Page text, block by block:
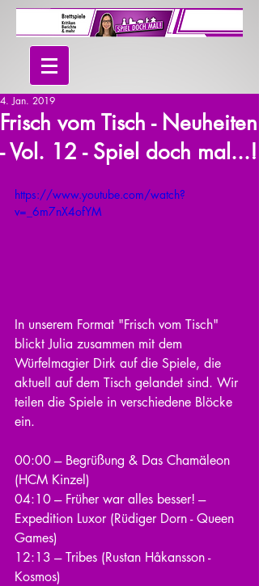
Frisch vom Tisch - Neuheiten
- Vol. 12 - Spiel doch mal...!
4. Jan. 2019
https://www.youtube.com/watch?
v=_6m7nX4ofYM
In unserem Format "Frisch vom Tisch"
blickt Julia zusammen mit dem
Würfelmagier Dirk auf die Spiele, die
aktuell auf dem Tisch gelandet sind. Wir
teilen die Spiele in verschiedene Blöcke
ein.
00:00 --- Begrüßung & Das Chamäleon
(HCM Kinzel)
04:10 --- Früher war alles besser! ---
Expedition Luxor (Rüdiger Dorn - Queen
Games)
12:13 --- Tribes (Rustan Håkansson -
Kosmos)